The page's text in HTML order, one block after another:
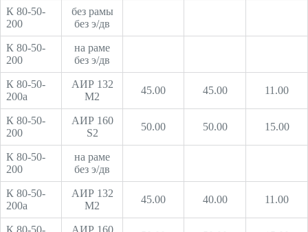
К 80-50-
200
без рамы
без э/дв
К 80-50-
200
на раме
без э/дв
К 80-50-
200а
АИР 132
М2
45.00 45.00 11.00
К 80-50-
200
АИР 160
S2
50.00 50.00 15.00
К 80-50-
200
на раме
без э/дв
К 80-50-
200а
АИР 132
М2
45.00 40.00 11.00
К 80-50-
АИР 160